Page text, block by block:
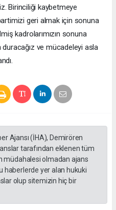
Birinciliği kaybetmeye
geri almak için sonuna
kadrolarımızın sonuna
duracağız ve mücadeleyi asla
Ajansı (İHA), Demirören
tarafından eklenen tüm
müdahalesi olmadan ajans
haberlerde yer alan hukuki
olup sitemizin hiç bir